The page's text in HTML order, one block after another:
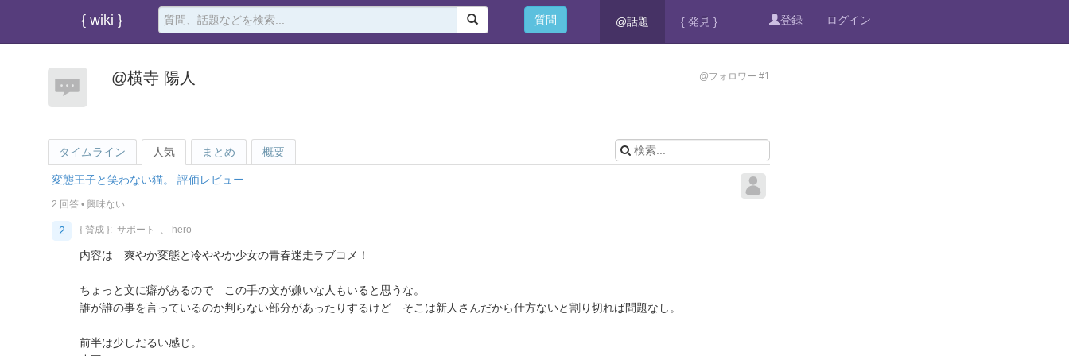
{ wiki } 質問 @話題 { 発見 } 登録 ログイン
@横寺 陽人 @フォロワー #1
タイムライン 人気 まとめ 概要
変態王子と笑わない猫。 評価レビュー
2 回答 • 興味ない
2 { 賛成 }: サポート 、 hero
内容は 爽やか変態と冷ややか少女の青春迷走ラブコメ！
ちょっと文に癖があるので この手の文が嫌いな人もいると思うな。
誰が誰の事を言っているのか判らない部分があったりするけど そこは新人さんだから仕方ないと割り切れば問題なし。
前半は少しだるい感じ。